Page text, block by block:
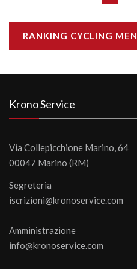
RANKING CYCLING MEN
Krono Service
Via Collepicchione Marino, 64
00047 Marino (RM)
Segreteria
iscrizioni@kronoservice.com
Amministrazione
info@kronoservice.com